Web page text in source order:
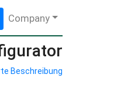
Company
Beschreibung